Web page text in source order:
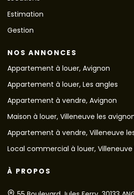
Estimation
Gestion
NOS ANNONCES
Appartement à louer, Avignon
Appartement à louer, Les angles
Appartement à vendre, Avignon
Maison à louer, Villeneuve les
Appartement à vendre, Villeneuve
Local commercial à louer,
À PROPOS